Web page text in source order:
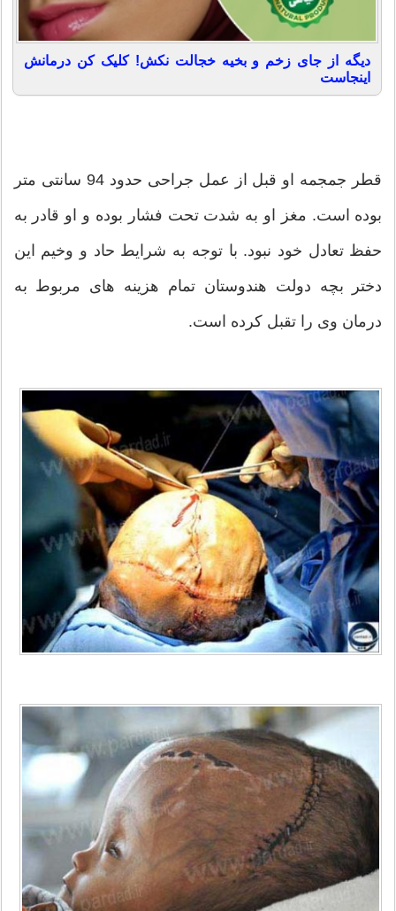
دیگه از جای زخم و بخیه خجالت نکش! کلیک کن درمانش
اینجاست
قطر جمجمه او قبل از عمل جراحی حدود 94 سانتی متر
بوده است. مغز او به شدت تحت فشار بوده و او قادر به
حفظ تعادل خود نبود. با توجه به شرایط حاد و وخیم این
دختر بچه دولت هندوستان تمام هزینه های مربوط به
درمان وی را تقبل کرده است.